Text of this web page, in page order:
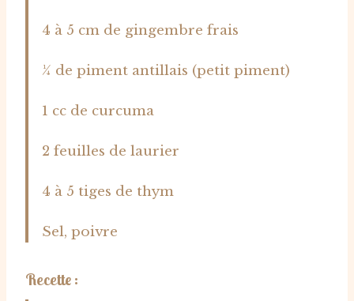
4 à 5 cm de gingembre frais
¼ de piment antillais (petit piment)
1 cc de curcuma
2 feuilles de laurier
4 à 5 tiges de thym
Sel, poivre
Recette :